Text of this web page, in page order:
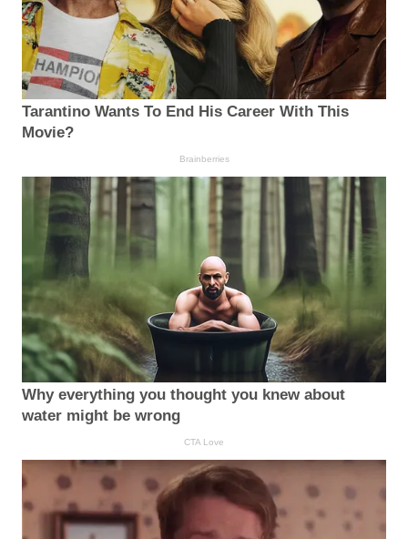
Tarantino Wants To End His Career With This
Movie?
Brainberries
Why everything you thought you knew about
water might be wrong
CTA Love